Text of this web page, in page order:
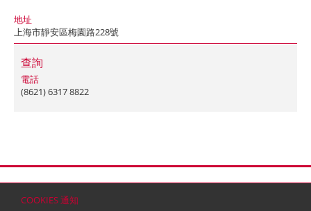
COOKIES 通知
地址
上海市靜安區梅園路228號
查詢
電話
(8621) 6317 8822
© 2026 嘉里建設有限公司 (於百慕達註冊成立之有限公司)